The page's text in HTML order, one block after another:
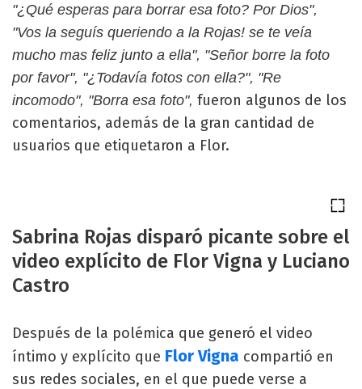
"¿Qué esperas para borrar esa foto? Por Dios",
"Vos la seguís queriendo a la Rojas! se te veía
mucho mas feliz junto a ella", "Señor borre la foto
por favor", "¿Todavía fotos con ella?", "Re
incomodo", "Borra esa foto", fueron algunos de los
comentarios, además de la gran cantidad de
usuarios que etiquetaron a Flor.
Sabrina Rojas disparó picante sobre el
video explícito de Flor Vigna y Luciano
Castro
Después de la polémica que generó el video
íntimo y explícito que Flor Vigna compartió en
sus redes sociales, en el que puede verse a